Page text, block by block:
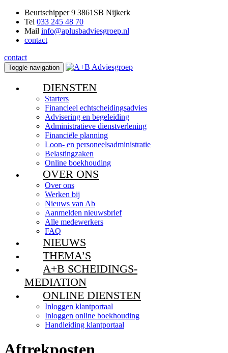
Beurtschipper 9 3861SB Nijkerk
Tel 033 245 48 70
Mail info@aplusbadviesgroep.nl
contact
contact
Toggle navigation
DIENSTEN
Starters
Financieel echtscheidingsadvies
Advisering en begeleiding
Administratieve dienstverlening
Financiële planning
Loon- en personeelsadministratie
Belastingzaken
Online boekhouding
OVER ONS
Over ons
Werken bij
Nieuws van Ab
Aanmelden nieuwsbrief
Alle medewerkers
FAQ
NIEUWS
THEMA’S
A+B SCHEIDINGS-
MEDIATION
ONLINE DIENSTEN
Inloggen klantportaal
Inloggen online boekhouding
Handleiding klantportaal